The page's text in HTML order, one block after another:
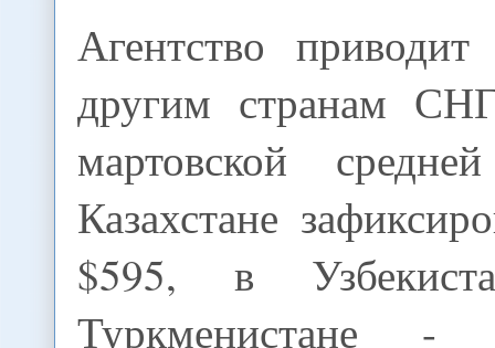
Агентство
другим странам
мартовской
Казахстане
$595, в